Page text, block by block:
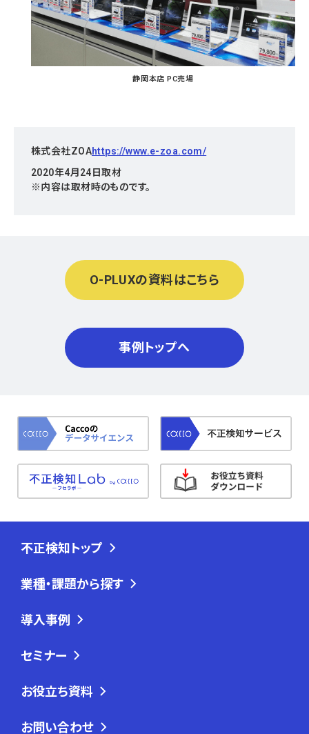
静岡本店 PC売場
株式会社ZOAhttps://www.e-zoa.com/
2020年4月24日取材
※内容は取材時のものです。
O-PLUXの資料はこちら
事例トップへ
不正検知トップ
業種・課題から探す
導入事例
セミナー
お役立ち資料
お問い合わせ